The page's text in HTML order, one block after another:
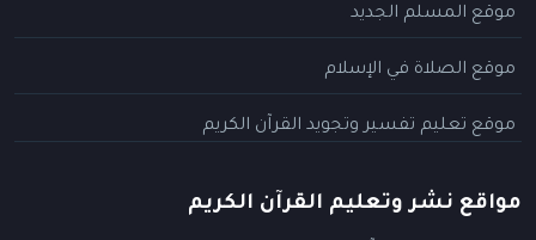
موقع المسلم الجديد
موقع الصلاة في الإسلام
موقع تعليم تفسير وتجويد القرآن الكريم
مواقع نشر وتعليم القرآن الكريم